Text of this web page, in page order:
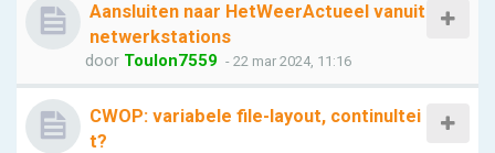
Aansluiten naar HetWeerActueel vanuit
netwerkstations
door Toulon7559 - 22 mar 2024, 11:16
CWOP: variabele file-layout, continuItei
t?